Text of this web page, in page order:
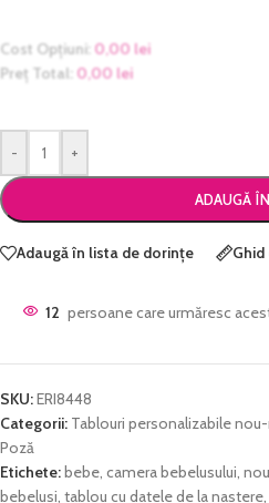
Cost Opțiuni: 0,00lei
Preț Total: 0,00lei
- +
ADAUGĂ
Adaugă în lista de dorințe Ghid
12 persoane care urmăresc
SKU:ERI8448
Categorii: Tablouri personalizabile
Poză
Etichete:bebe camera bebelusului
bebelusi tablou cu datele de la nastere